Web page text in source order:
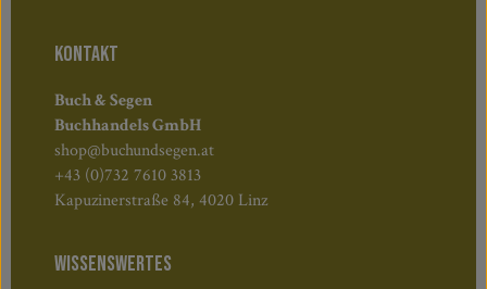
KONTAKT
Buch & Segen
Buchhandels GmbH
shop@buchundsegen.at
+43 (0)732 7610 3813
Kapuzinerstraße 84, 4020 Linz
WISSENSWERTES